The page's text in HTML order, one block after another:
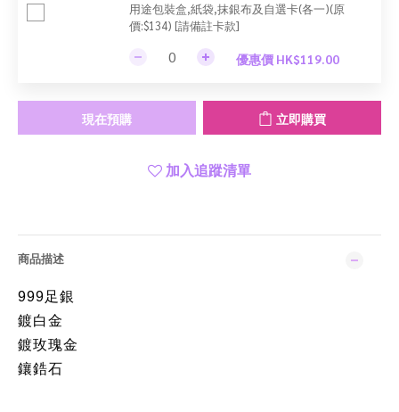
用途包裝盒,紙袋,抹銀布及自選卡(各一)(原
價:$134) [請備註卡款]
優惠價 HK$119.00
現在預購 立即購買
加入追蹤清單
商品描述
999足銀
鍍白金
鍍玫瑰金
鑲鋯石